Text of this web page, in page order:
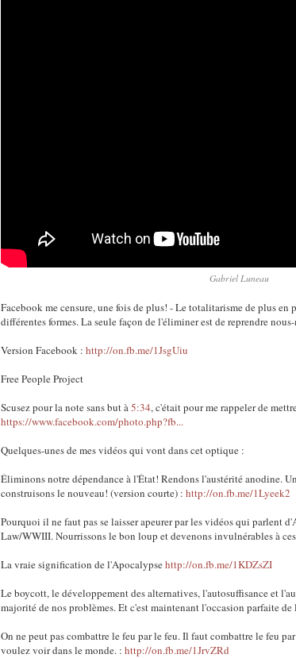
Gabriel Luneau
Facebook me censure, une fois de plus! - Le totalitarisme de plus en
différentes formes. La seule façon de l'éliminer est de reprendre
Version Facebook : http://on.fb.me/1JsgUiu
Free People Project
Scusez pour la note sans but à 5:34, c'était pour me rappeler de
https://www.facebook.com/photo.php?fb...
Quelques-unes de mes vidéos qui vont dans cet optique :
Éliminons notre dépendance à l'État! Rendons l'austérité anodine.
construisons le nouveau! (version courte) : http://on.fb.me/1Lyeek2
Pourquoi il ne faut pas se laisser apeurer par les vidéos qui parlent
Law/WWIII. Nourrissons le bon loup et devenons invulnérables à ces
La vraie signification de l'Apocalypsehttp://on.fb.me/1KDZsZI
Le boycott, le développement des alternatives, l'autosuffisance et
majorité de nos problèmes. Et c'est maintenant l'occasion parfaite
On ne peut pas combattre le feu par le feu. Il faut combattre le feu
voulez voir dans le monde. : http://on.fb.me/1JrvZRd